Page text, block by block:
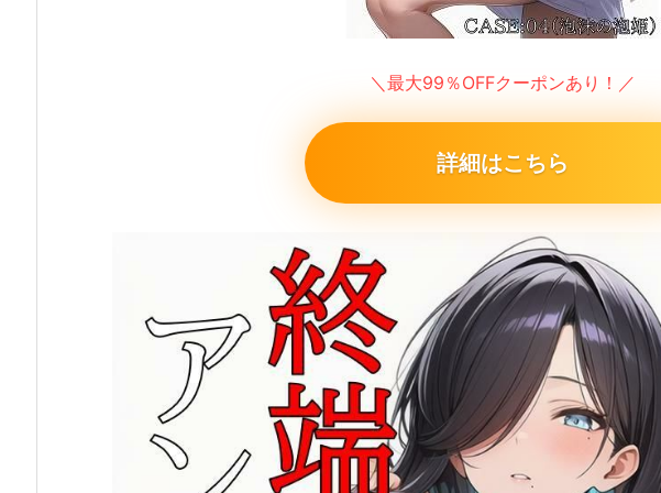
＼最大99％OFFクーポンあり！／
詳細はこちら